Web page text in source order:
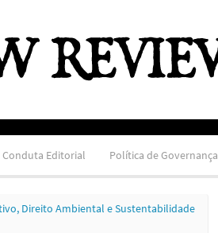
Conduta Editorial Política de Governança
Direito Ambiental e Sustentabilidade